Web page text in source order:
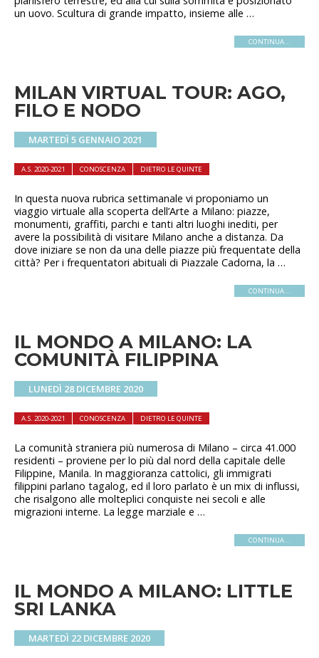
un uovo. Scultura di grande impatto, insieme alle …
CONTINUA...
MILAN VIRTUAL TOUR: AGO,
FILO E NODO
MARTEDÌ 5 GENNAIO 2021
A.S. 2020-2021 CONOSCENZA DIETRO LE QUINTE
In questa nuova rubrica settimanale vi proponiamo un
viaggio virtuale alla scoperta dell’Arte a Milano: piazze,
monumenti, graffiti, parchi e tanti altri luoghi inediti, per
avere la possibilità di visitare Milano anche a distanza. Da
dove iniziare se non da una delle piazze più frequentate della
città? Per i frequentatori abituali di Piazzale Cadorna, la …
CONTINUA...
IL MONDO A MILANO: LA
COMUNITÀ FILIPPINA
LUNEDÌ 28 DICEMBRE 2020
A.S. 2020-2021 CONOSCENZA DIETRO LE QUINTE
La comunità straniera più numerosa di Milano – circa 41.000
residenti – proviene per lo più dal nord della capitale delle
Filippine, Manila. In maggioranza cattolici, gli immigrati
filippini parlano tagalog, ed il loro parlato è un mix di influssi,
che risalgono alle molteplici conquiste nei secoli e alle
migrazioni interne. La legge marziale e …
CONTINUA...
IL MONDO A MILANO: LITTLE
SRI LANKA
MARTEDÌ 22 DICEMBRE 2020